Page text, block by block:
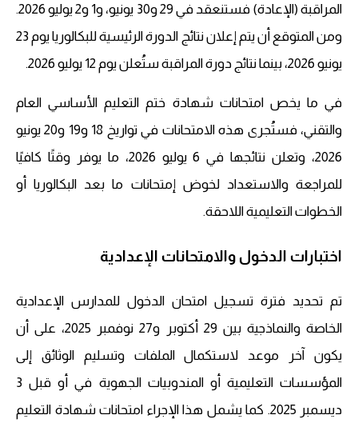
المراقبة (الإعادة) فستنعقد في 29 و30 يونيو، و1 و2 يوليو 2026.
ومن المتوقع أن يتم إعلان نتائج الدورة الرئيسية للبكالوريا يوم 23
يونيو 2026، بينما نتائج دورة المراقبة ستُعلن يوم 12 يوليو 2026.
في ما يخص امتحانات شهادة ختم التعليم الأساسي العام
والتقني، فستُجرى هذه الامتحانات في تواريخ 18 و19 و20 يونيو
2026، وتعلن نتائجها في 6 يوليو 2026، ما يوفر وقتًا كافيًا
للمراجعة والاستعداد لخوض إمتحانات ما بعد البكالوريا أو
الخطوات التعليمية اللاحقة.
اختبارات الدخول والامتحانات الإعدادية
تم تحديد فترة تسجيل امتحان الدخول للمدارس الإعدادية
الخاصة والنماذجية بين 29 أكتوبر و27 نوفمبر 2025، على أن
يكون آخر موعد لاستكمال الملفات وتسليم الوثائق إلى
المؤسسات التعليمية أو المندوبيات الجهوية في أو قبل 3
ديسمبر 2025. كما يشمل هذا الإجراء امتحانات شهادة التعليم